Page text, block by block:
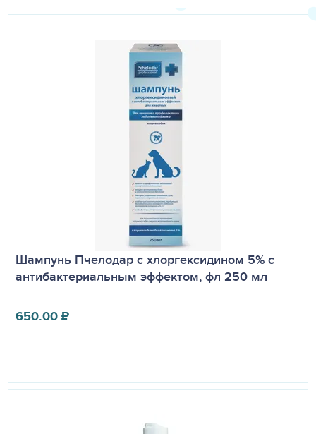
Шампунь Пчелодар с хлоргексидином 5% с
антибактериальным эффектом, фл 250 мл
650.00₽